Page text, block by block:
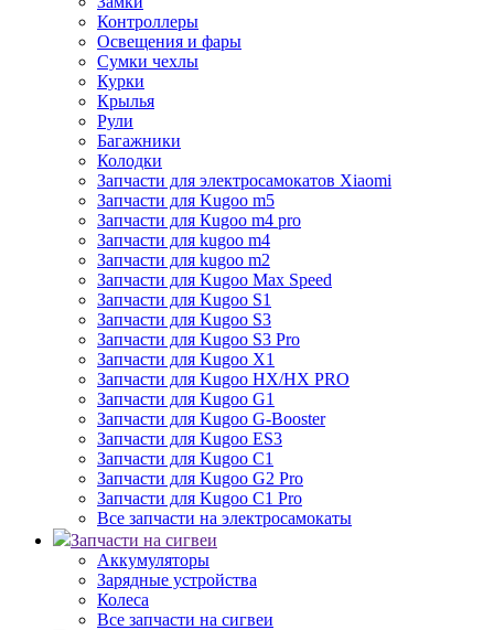
Контроллеры
Освещения и фары
Сумки чехлы
Курки
Крылья
Рули
Багажники
Колодки
Запчасти для электросамокатов Xiaomi
Запчасти для Kugoo m5
Запчасти для Кugoo m4 pro
Запчасти для kugoo m4
Запчасти для kugoo m2
Запчасти для Kugoo Max Speed
Запчасти для Kugoo S1
Запчасти для Kugoo S3
Запчасти для Kugoo S3 Pro
Запчасти для Kugoo X1
Запчасти для Kugoo HX/HX PRO
Запчасти для Kugoo G1
Запчасти для Kugoo G-Booster
Запчасти для Kugoo ES3
Запчасти для Kugoo C1
Запчасти для Kugoo G2 Pro
Запчасти для Kugoo C1 Pro
Все запчасти на электросамокаты
Запчасти на сигвеи
Аккумуляторы
Зарядные устройства
Колеса
Все запчасти на сигвеи